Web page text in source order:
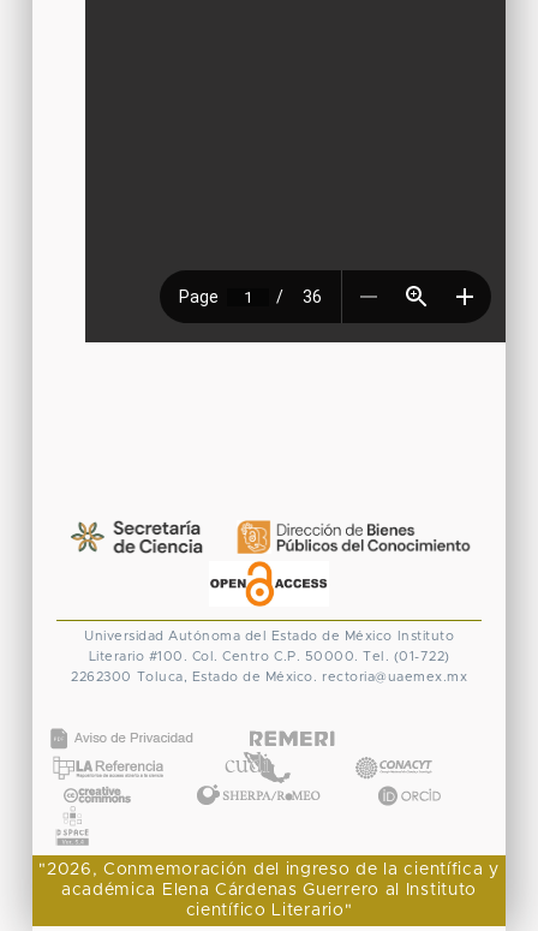
Universidad Autónoma del Estado de México
Instituto
Literario #100. Col. Centro C.P. 50000. Tel. (01-722)
2262300 Toluca, Estado de México. rectoria@uaemex.mx
"2026, Conmemoración del ingreso de la científica y
académica Elena Cárdenas Guerrero al Instituto
científico Literario"